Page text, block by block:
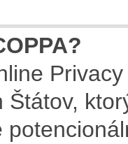
Štátov,